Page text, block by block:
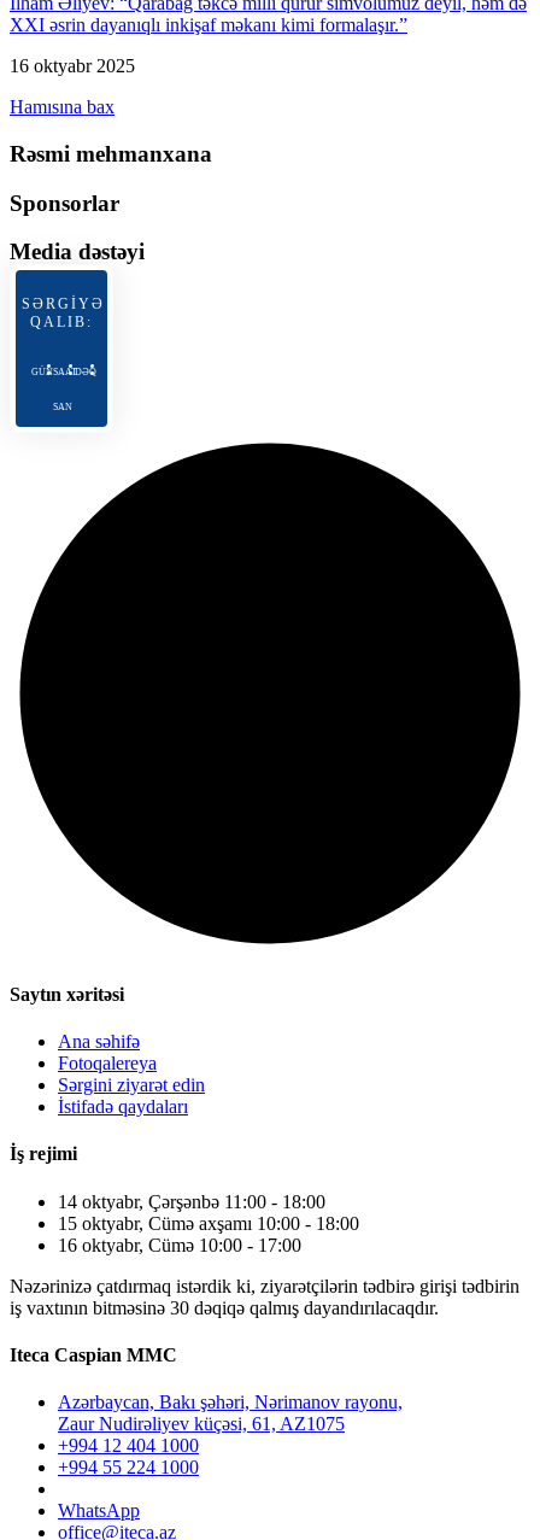
XXI əsrin dayanıqlı inkişaf məkanı kimi formalaşır.”
16 oktyabr 2025
Hamısına bax
Rəsmi mehmanxana
Sponsorlar
Media dəstəyi
SƏRGİYƏ
QALIB:
GÜNSAATDƏQ
SAN
Saytın xəritəsi
Ana səhifə
Fotoqalereya
Sərgini ziyarət edin
İstifadə qaydaları
İş rejimi
14 oktyabr, Çərşənbə 11:00 - 18:00
15 oktyabr, Cümə axşamı 10:00 - 18:00
16 oktyabr, Cümə 10:00 - 17:00
Nəzərinizə çatdırmaq istərdik ki, ziyarətçilərin tədbirə girişi tədbirin
iş vaxtının bitməsinə 30 dəqiqə qalmış dayandırılacaqdır.
Iteca Caspian MMC
Azərbaycan, Bakı şəhəri, Nərimanov rayonu,
Zaur Nudirəliyev küçəsi, 61, AZ1075
+994 12 404 1000
+994 55 224 1000
WhatsApp
office@iteca.az